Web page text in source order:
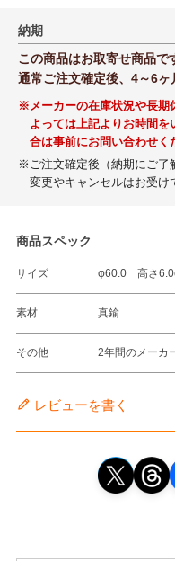
納期
この商品はお取寄せ商品で
通常ご注文確定後、4～6ヶ
※メーカーの在庫状況や長期
よっては上記よりお時間
合は事前にお問い合わせく
※ご注文確定後（納期にご了
変更やキャンセルはお受け
商品スペック
サイズ φ60.0 高さ
素材 真鍮
その他 2年間のメーカ
レビューを書く